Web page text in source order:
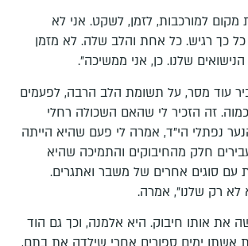
למורכבות, לזמן, לשקט. אני לא
כל כך רגיש. כל אחת והלב שלה. לא מזמן
שלנו. כן, אני ממשיכה".
עוד מסר, על תשומת הלב הרבה, לפעמים
זה הזכיר לי שהאם השכולה רחלי
נפתלי הי"ד, אמרה לי פעם שהיא הייתה
חלק מהחיבוקים והתמיכה שהיא
סוגים אחרים של משבר ואתגרים.
לא רק שלנו", אמרה.
את אותו חיבוק. היא אלמנה, וכך גם הוד